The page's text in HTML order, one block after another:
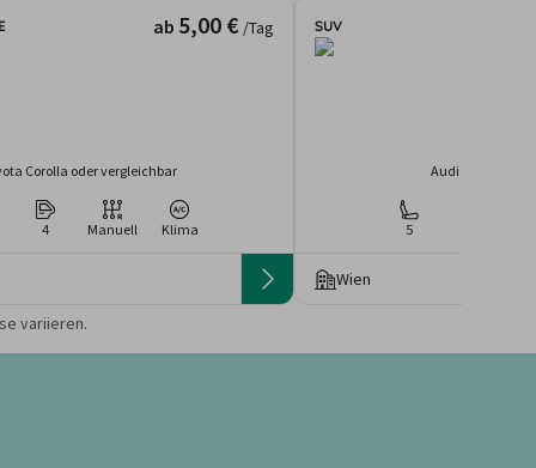
ab 5,00 € /Tag
Corolla oder vergleichbar
4 Manuell Klima
SUV
Audi Q2 oder
5
Wien
Preise von der
variieren.